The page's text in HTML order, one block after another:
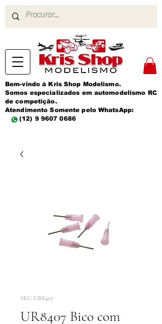
Bem-vindo à Kris Shop Modelismo.
Somos especializados em automodelismo RC
de competição.
Atendimento Somente pelo WhatsApp:
(12) 9 9607 0686
SKU: UR8407
UR8407 Bico com